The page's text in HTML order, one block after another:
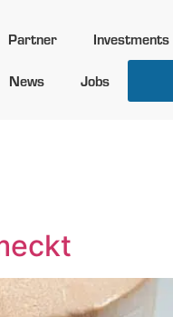
Partner Investments
News Jobs